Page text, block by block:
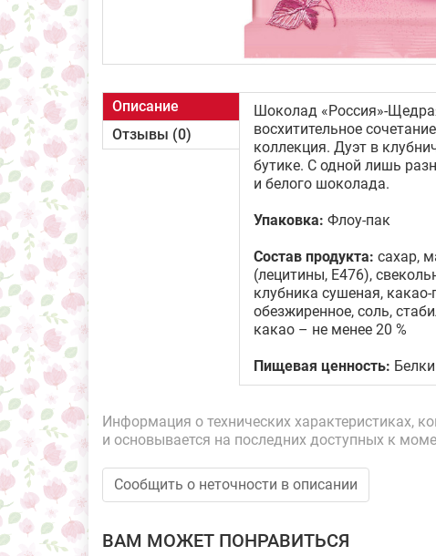
Описание
Отзывы (0)
Шоколад «Россия»-
восхитительное
коллекция. Дуэт в
бутике. С одной лишь
и белого шоколада.
Упаковка: Флоу-пак
Состав продукта: сахар,
(лецитины, Е476),
клубника сушеная,
обезжиренное, соль,
какао – не менее 20 %
Пищевая ценность:
Информация о технических характеристиках,
и основывается на последних доступных к
Сообщить о неточности в описании
ВАМ МОЖЕТ ПОНРАВИТЬСЯ